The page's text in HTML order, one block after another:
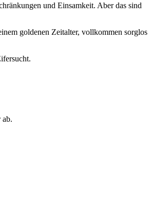
und Einsamkeit. Aber das sind
goldenen Zeitalter, vollkommen sorglos
ab.